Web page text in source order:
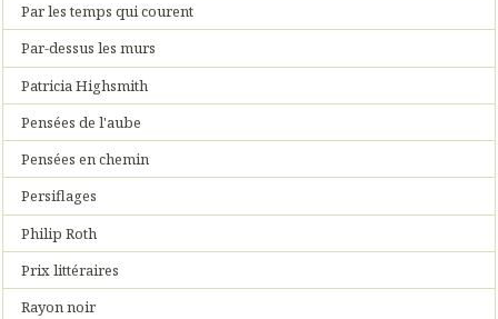
Par les temps qui courent
Par-dessus les murs
Patricia Highsmith
Pensées de l'aube
Pensées en chemin
Persiflages
Philip Roth
Prix littéraires
Rayon noir